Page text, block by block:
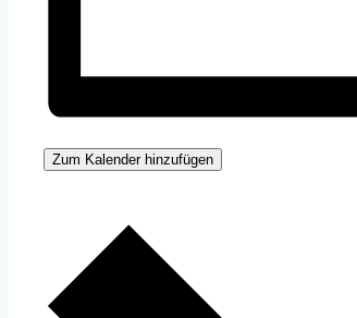
Zum Kalender hinzufügen